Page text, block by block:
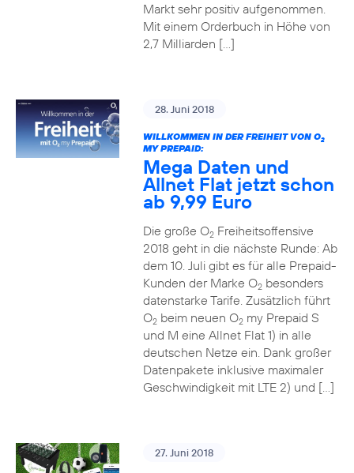
Markt sehr positiv aufgenommen.
Mit einem Orderbuch in Höhe von
2,7 Milliarden […]
28. Juni 2018
WILLKOMMEN IN DER FREIHEIT VON O2
MY PREPAID:
Mega Daten und
Allnet Flat jetzt schon
ab 9,99 Euro
Die große O2Freiheitsoffensive
2018 geht in die nächste Runde: Ab
dem 10. Juli gibt es für alle Prepaid-
Kunden der Marke O2besonders
datenstarke Tarife. Zusätzlich führt
O2beim neuen O2my Prepaid S
und M eine Allnet Flat 1) in alle
deutschen Netze ein. Dank großer
Datenpakete inklusive maximaler
Geschwindigkeit mit LTE 2) und […]
27. Juni 2018